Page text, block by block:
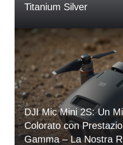
Titanium Silver
DJI Mic Mini 2S: Un
Colorato con
Gamma – La Nostra